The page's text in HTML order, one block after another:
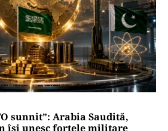
sunnit”: Arabia Saudită,
își unesc forțele militare